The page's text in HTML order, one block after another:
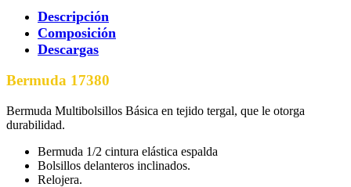
Descripción
Composición
Descargas
Bermuda 17380
Bermuda Multibolsillos Básica en tejido tergal, que le otorga
durabilidad.
Bermuda 1/2 cintura elástica espalda
Bolsillos delanteros inclinados.
Relojera.